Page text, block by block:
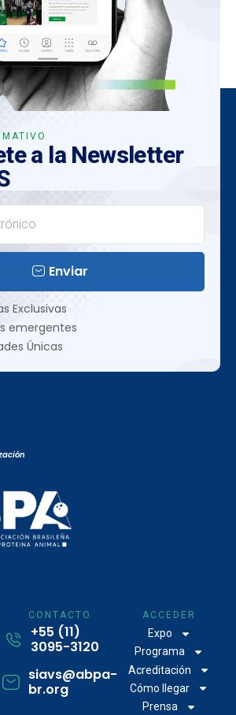
a la Newsletter
Enviar
Exclusivas
emergentes
Únicas
CONTACTO
+55 (11)
3095-3120
siavs@abpa-
br.org
ACCEDER
Expo
Programa
Acreditación
Cómo llegar
Prensa